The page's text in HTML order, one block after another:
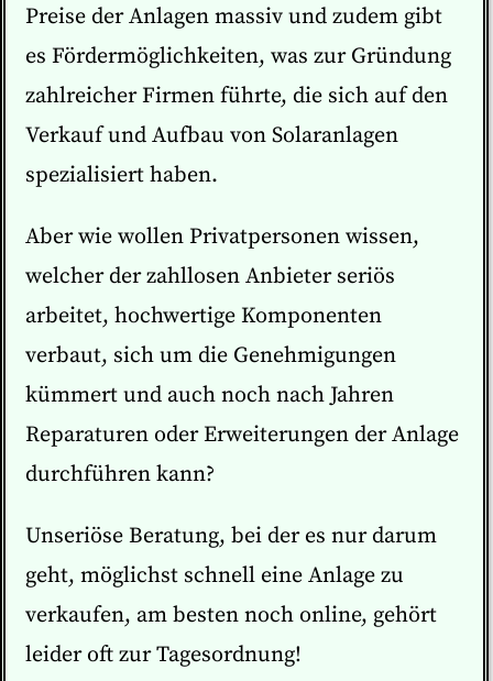
Preise der Anlagen massiv und zudem gibt
es Fördermöglichkeiten, was zur Gründung
zahlreicher Firmen führte, die sich auf den
Verkauf und Aufbau von Solaranlagen
spezialisiert haben.
Aber wie wollen Privatpersonen wissen,
welcher der zahllosen Anbieter seriös
arbeitet, hochwertige Komponenten
verbaut, sich um die Genehmigungen
kümmert und auch noch nach Jahren
Reparaturen oder Erweiterungen der Anlage
durchführen kann?
Unseriöse Beratung, bei der es nur darum
geht, möglichst schnell eine Anlage zu
verkaufen, am besten noch online, gehört
leider oft zur Tagesordnung!